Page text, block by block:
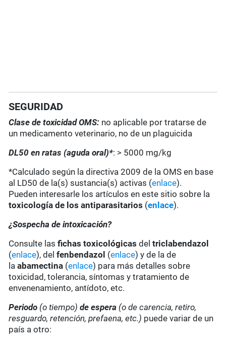
SEGURIDAD
Clase de toxicidad OMS: no aplicable por tratarse de
un medicamento veterinario, no de un plaguicida
DL50 en ratas (aguda oral)*: > 5000 mg/kg
*Calculado según la directiva 2009 de la OMS en base
al LD50 de la(s) sustancia(s) activas (enlace).
Pueden interesarle los artículos en este sitio sobre la
toxicología de los antiparasitarios (enlace).
¿Sospecha de intoxicación?
Consulte lasfichas toxicológicas deltriclabendazol
(enlace), delfenbendazol (enlace) y de la de
la abamectina (enlace) para más detalles sobre
toxicidad, tolerancia, síntomas y tratamiento de
envenenamiento, antídoto, etc.
Periodo (o tiempo) de espera (o de carencia, retiro,
resguardo, retención, prefaena, etc.) puede variar de un
país a otro: